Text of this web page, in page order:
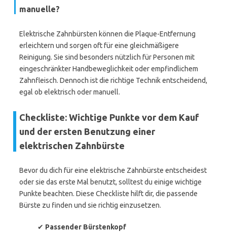
manuelle?
Elektrische Zahnbürsten können die Plaque-Entfernung
erleichtern und sorgen oft für eine gleichmäßigere
Reinigung. Sie sind besonders nützlich für Personen mit
eingeschränkter Handbeweglichkeit oder empfindlichem
Zahnfleisch. Dennoch ist die richtige Technik entscheidend,
egal ob elektrisch oder manuell.
Checkliste: Wichtige Punkte vor dem Kauf
und der ersten Benutzung einer
elektrischen Zahnbürste
Bevor du dich für eine elektrische Zahnbürste entscheidest
oder sie das erste Mal benutzt, solltest du einige wichtige
Punkte beachten. Diese Checkliste hilft dir, die passende
Bürste zu finden und sie richtig einzusetzen.
✔ Passender Bürstenkopf